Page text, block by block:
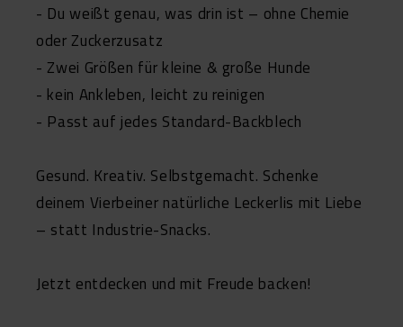
- Du weißt genau, was drin ist – ohne Chemie
oder Zuckerzusatz
- Zwei Größen für kleine & große Hunde
- kein Ankleben, leicht zu reinigen
- Passt auf jedes Standard-Backblech
Gesund. Kreativ. Selbstgemacht. Schenke
deinem Vierbeiner natürliche Leckerlis mit Liebe
– statt Industrie-Snacks.
Jetzt entdecken und mit Freude backen!